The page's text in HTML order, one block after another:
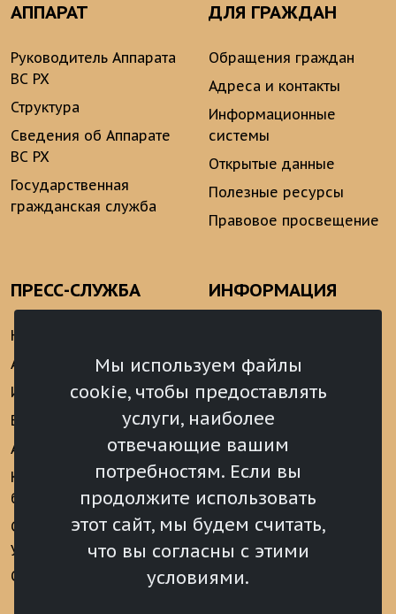
Мы используем файлы
cookie, чтобы предоставлять
услуги, наиболее
отвечающие вашим
потребностям. Если вы
продолжите использовать
этот сайт, мы будем считать,
что вы согласны с этими
условиями.
АППАРАТ
Руководитель Аппарата
ВС РХ
Структура
Сведения об Аппарате
ВС РХ
Государственная
гражданская служба
ДЛЯ ГРАЖДАН
Обращения граждан
Адреса и контакты
Информационные
системы
Открытые данные
Полезные ресурсы
Правовое просвещение
ПРЕСС-СЛУЖБА
Новости
Анонсы
Интервью
Видеоматериалы
Аккредитация
Конкурс «Хрустальный
барс»
Сведения о СМИ
учрежденных ВС РХ
Опросы и голосования
ИНФОРМАЦИЯ
аналитические
материалы
Реализация Послания
Президента РФ
Федеральному
Собранию РФ
Местное
самоуправление
Финансы
Награды